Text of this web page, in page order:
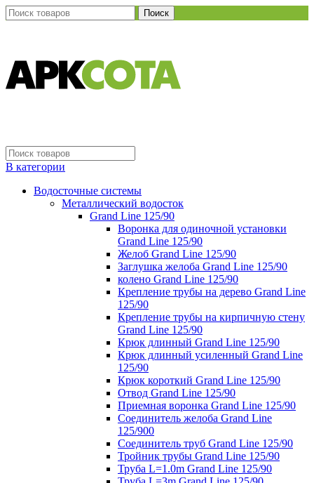
Поиск
В категории
Водосточные системы
Металлический водосток
Grand Line 125/90
Воронка для одиночной установки
Grand Line 125/90
Желоб Grand Line 125/90
Заглушка желоба Grand Line 125/90
колено Grand Line 125/90
Крепление трубы на дерево Grand Line
125/90
Крепление трубы на кирпичную стену
Grand Line 125/90
Крюк длинный Grand Line 125/90
Крюк длинный усиленный Grand Line
125/90
Крюк короткий Grand Line 125/90
Отвод Grand Line 125/90
Приемная воронка Grand Line 125/90
Соединитель желоба Grand Line
125/900
Соединитель труб Grand Line 125/90
Тройник трубы Grand Line 125/90
Труба L=1.0m Grand Line 125/90